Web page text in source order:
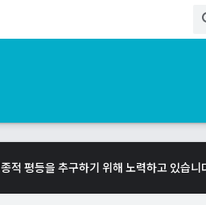
적 평등을 추구하기 위해 노력하고 있습니